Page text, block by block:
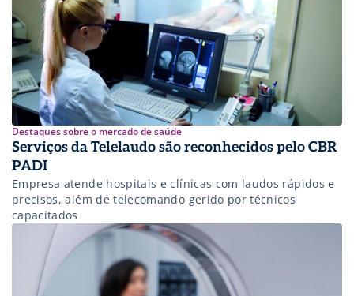
Destaques sobre o mercado de saúde
Serviços da Telelaudo são reconhecidos pelo CBR
PADI
Empresa atende hospitais e clínicas com laudos rápidos e
precisos, além de telecomando gerido por técnicos
capacitados